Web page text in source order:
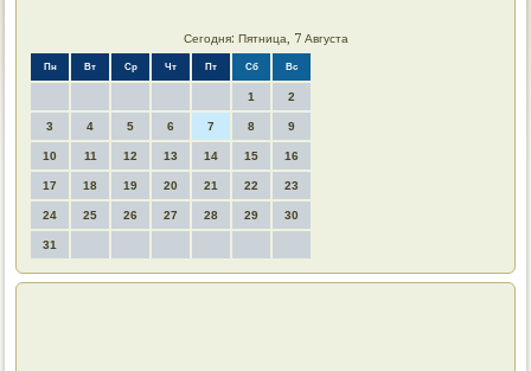
Сегодня: Пятница, 7 Августа
Пн Вт Ср Чт Пт Сб Вс
1 2
3 4 5 6 7 8 9
10 11 12 13 14 15 16
17 18 19 20 21 22 23
24 25 26 27 28 29 30
31